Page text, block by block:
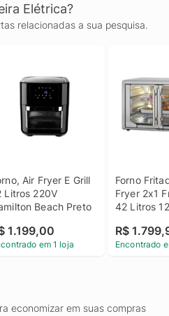
Elétrica?
relacionadas a sua pesquisa.
Air Fryer E Grill
Litros 220V
Beach Preto
1.199,00
em 1 loja
Forno
Fryer 2x1
42 Litros
R$
Encontrado
economizar em suas compras